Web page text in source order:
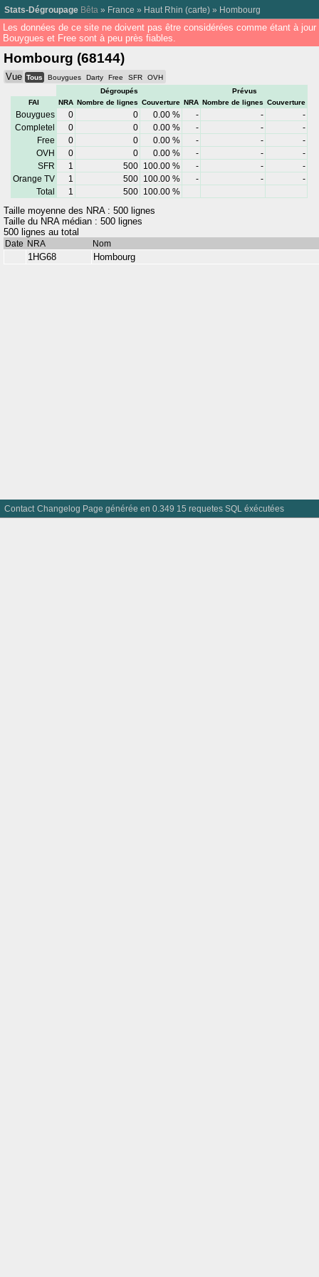
Stats-Dégroupage Bêta » France » Haut Rhin (carte) » Hombourg
Les données de ce site ne doivent pas être considérées comme étant à
Bouygues et Free sont à peu près fiables.
Hombourg (68144)
Vue Tous Bouygues Darty Free SFR
OVH
Dégroupés
Prévus
FAI
NRA Nombre de lignes Couverture NRA Nombre de lignes Couverture
Bouygues 0 0 0.00 % - -
-
Completel
0 0 0.00 % - -
-
Free
0 0 0.00 % - -
-
OVH
0 0 0.00 % - -
-
SFR
1 500 100.00 % - -
-
Orange TV
1 500 100.00 % - -
-
Total
1 500 100.00 %
Taille moyenne des NRA : 500 lignes
Taille du NRA médian : 500 lignes
500 lignes au total
Date NRA Nom
1HG68 Hombourg
Contact Changelog Page générée en 0.349 15 requetes SQL éxécutées